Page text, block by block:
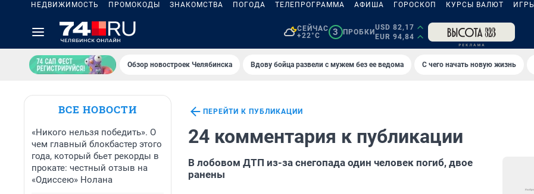
НЕДВИЖИМОСТЬ ПРОМОКОДЫ ЗНАКОМСТВА ПОГОДА ТЕЛЕПРОГРАММА АФИША ГОРОСКОП КУРСЫ ВАЛЮТ ИГРЫ
СЕЙЧАС
+22°C
3 ПРОБКИ
USD 82,17
EUR 94,84
Обзор новостроек Челябинска Вдову бойца развели с мужем без ее ведома С чего начать новую жизнь
ВСЕ НОВОСТИ
«Никого нельзя победить». О
чем главный блокбастер этого
года, который бьет рекорды в
прокате: честный отзыв на
«Одиссею» Нолана
ПЕРЕЙТИ К ПУБЛИКАЦИИ
24 комментария к публикации
В лобовом ДТП из-за снегопада один человек погиб, двое
ранены